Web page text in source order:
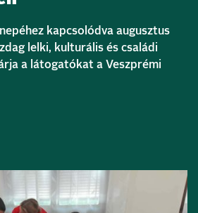
kapcsolódva augusztus
lelki, kulturális és családi
a látogatókat a Veszprémi